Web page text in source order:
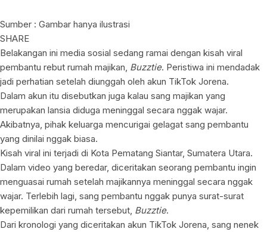
Sumber : Gambar hanya ilustrasi
SHARE
Belakangan ini media sosial sedang ramai dengan kisah viral
pembantu rebut rumah majikan, Buzztie. Peristiwa ini mendadak
jadi perhatian setelah diunggah oleh akun TikTok Jorena.
Dalam akun itu disebutkan juga kalau sang majikan yang
merupakan lansia diduga meninggal secara nggak wajar.
Akibatnya, pihak keluarga mencurigai gelagat sang pembantu
yang dinilai nggak biasa.
Kisah viral ini terjadi di Kota Pematang Siantar, Sumatera Utara.
Dalam video yang beredar, diceritakan seorang pembantu ingin
menguasai rumah setelah majikannya meninggal secara nggak
wajar. Terlebih lagi, sang pembantu nggak punya surat-surat
kepemilikan dari rumah tersebut, Buzztie.
Dari kronologi yang diceritakan akun TikTok Jorena, sang nenek